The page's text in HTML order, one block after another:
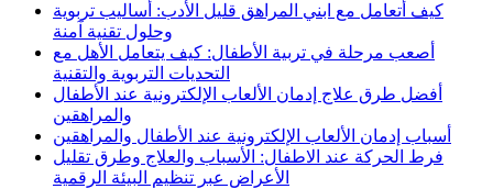
كيف أتعامل مع ابني المراهق قليل الأدب: أساليب تربوية
وحلول تقنية آمنة
أصعب مرحلة في تربية الأطفال: كيف يتعامل الأهل مع
التحديات التربوية والتقنية
أفضل طرق علاج إدمان الألعاب الإلكترونية عند الأطفال
والمراهقين
أسباب إدمان الألعاب الإلكترونية عند الأطفال والمراهقين
فرط الحركة عند الاطفال: الأسباب والعلاج وطرق تقليل
الأعراض عبر تنظيم البيئة الرقمية